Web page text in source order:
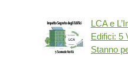
LCA e
Edifici: 5
Stanno